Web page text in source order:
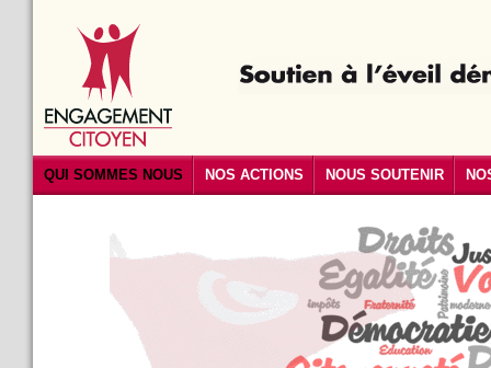
QUI SOMMES NOUS NOS ACTIONS NOUS SOUTENIR